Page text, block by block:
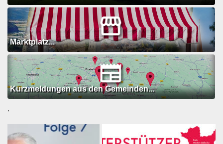
Marktplatz...
Kurzmeldungen aus den Gemeinden...
.